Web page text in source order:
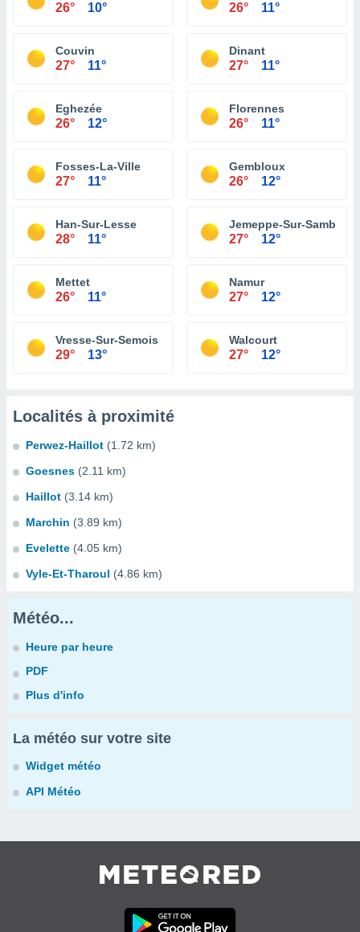
26° 10° 26° 11°
Couvin
27° 11°
Dinant
27° 11°
Eghezée
26° 12°
Florennes
26° 11°
Fosses-La-Ville
27° 11°
Gembloux
26° 12°
Han-Sur-Lesse
28° 11°
Jemeppe-Sur-Sambre
27° 12°
Mettet
26° 11°
Namur
27° 12°
Vresse-Sur-Semois
29° 13°
Walcourt
27° 12°
Localités à proximité
Perwez-Haillot (1.72 km)
Goesnes (2.11 km)
Haillot (3.14 km)
Marchin (3.89 km)
Evelette (4.05 km)
Vyle-Et-Tharoul (4.86 km)
Météo...
Heure par heure
PDF
Plus d'info
La météo sur votre site
Widget météo
API Météo